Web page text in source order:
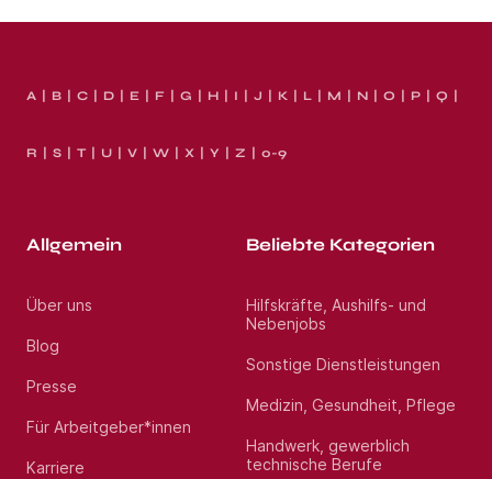
A B C D E F G H I J K L M N O P Q
R S T U V W X Y Z 0-9
Allgemein
Über uns
Blog
Presse
Für Arbeitgeber*innen
Karriere
Beliebte Kategorien
Hilfskräfte, Aushilfs- und
Nebenjobs
Sonstige Dienstleistungen
Medizin, Gesundheit, Pflege
Handwerk, gewerblich
technische Berufe